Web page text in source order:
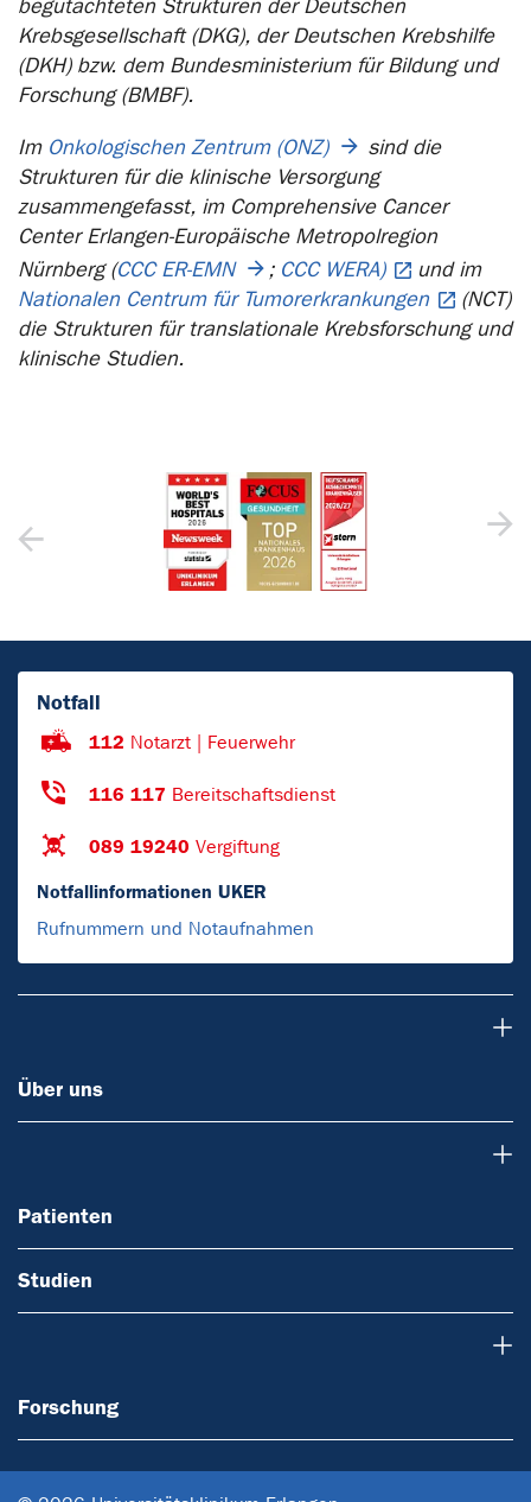
begutachteten Strukturen der Deutschen
Krebsgesellschaft (DKG), der Deutschen Krebshilfe
(DKH) bzw. dem Bundesministerium für Bildung und
Forschung (BMBF).
Im Onkologischen Zentrum (ONZ)
sind die
Strukturen für die klinische Versorgung
zusammengefasst, im Comprehensive Cancer
Center Erlangen-Europäische Metropolregion
Nürnberg (CCC ER-EMN ; CCC WERA)
und im
Nationalen Centrum für Tumorerkrankungen
(NCT)
die Strukturen für translationale Krebsforschung und
klinische Studien.
Notfall
112 Notarzt | Feuerwehr
116 117 Bereitschaftsdienst
089 19240 Vergiftung
Notfallinformationen UKER
Rufnummern und Notaufnahmen
Über uns
Patienten
Studien
Forschung